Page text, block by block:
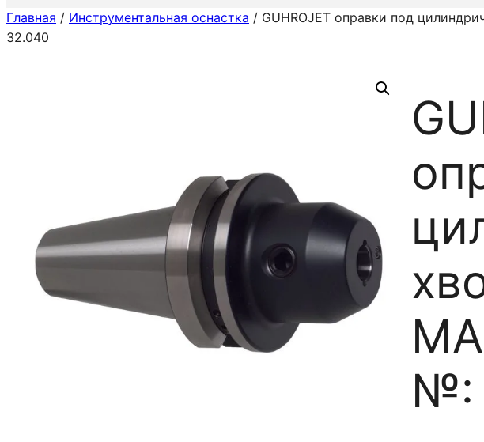
r
Главная / Инструментальная оснастка / GUHROJET оправки под
32.040
№: